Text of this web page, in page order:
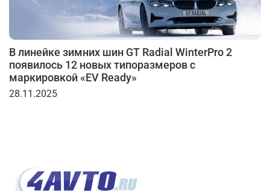
В линейке зимних шин GT Radial WinterPro 2
появилось 12 новых типоразмеров с
маркировкой «EV Ready»
28.11.2025